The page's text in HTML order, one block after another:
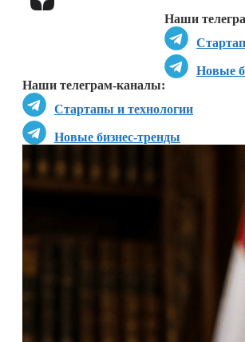
Наши
Новые
Наши телеграм-каналы:
Стартапы и технологии
Новые бизнес-тренды